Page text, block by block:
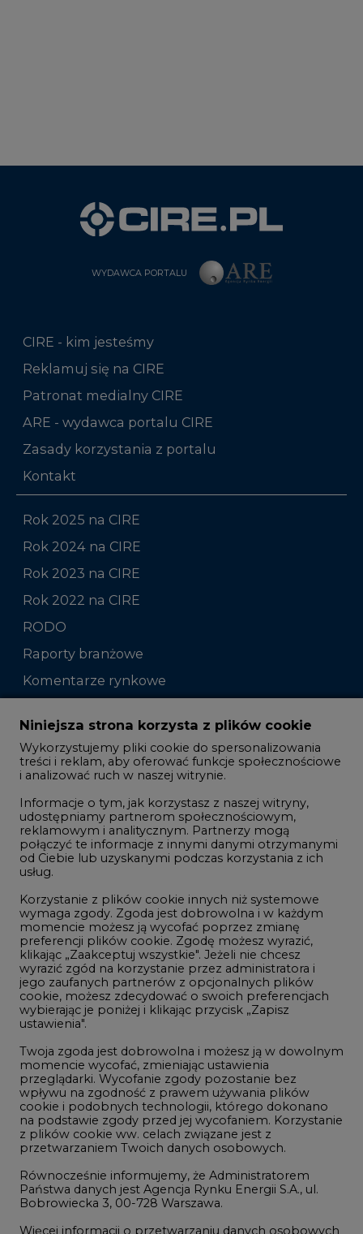
WYDAWCA PORTALU
CIRE - kim jesteśmy
Reklamuj się na CIRE
Patronat medialny CIRE
ARE - wydawca portalu CIRE
Zasady korzystania z portalu
Kontakt
Rok 2025 na CIRE
Rok 2024 na CIRE
Rok 2023 na CIRE
Rok 2022 na CIRE
RODO
Raporty branżowe
Komentarze rynkowe
Zmiany kadrowe na rynku
Studio CIRE
Rozmowy o energetyce
Gospodarka
Geopolityka
LTE450
Innowacje i AI
Telekomunikacja i IT
Handel emisjami CO2
Wodór
Górnictwo
Atom
Fotowoltaika
Offshore wind
Zielone samorządy
Zielona gospodarka
Niniejsza strona korzysta z plików cookie
Wykorzystujemy pliki cookie do spersonalizowania
treści i reklam, aby oferować funkcje społecznościowe
i analizować ruch w naszej witrynie.
Informacje o tym, jak korzystasz z naszej witryny,
udostępniamy partnerom społecznościowym,
reklamowym i analitycznym. Partnerzy mogą
połączyć te informacje z innymi danymi otrzymanymi
od Ciebie lub uzyskanymi podczas korzystania z ich
usług.
Korzystanie z plików cookie innych niż systemowe
wymaga zgody. Zgoda jest dobrowolna i w każdym
momencie możesz ją wycofać poprzez zmianę
preferencji plików cookie. Zgodę możesz wyrazić,
klikając „Zaakceptuj wszystkie". Jeżeli nie chcesz
wyrazić zgód na korzystanie przez administratora i
jego zaufanych partnerów z opcjonalnych plików
cookie, możesz zdecydować o swoich preferencjach
wybierając je poniżej i klikając przycisk „Zapisz
ustawienia".
Twoja zgoda jest dobrowolna i możesz ją w dowolnym
momencie wycofać, zmieniając ustawienia
przeglądarki. Wycofanie zgody pozostanie bez
wpływu na zgodność z prawem używania plików
cookie i podobnych technologii, którego dokonano
na podstawie zgody przed jej wycofaniem. Korzystanie
z plików cookie ww. celach związane jest z
przetwarzaniem Twoich danych osobowych.
Równocześnie informujemy, że Administratorem
Państwa danych jest Agencja Rynku Energii S.A., ul.
Bobrowiecka 3, 00-728 Warszawa.
Więcej informacji o przetwarzaniu danych osobowych